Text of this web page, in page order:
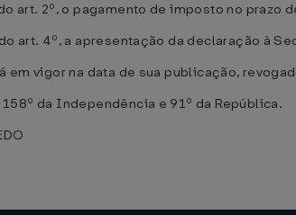
art. 2º, o pagamento de imposto no
art. 4º, a apresentação da declaração à
em vigor na data de sua publicação,
da Independência e 91º da República.